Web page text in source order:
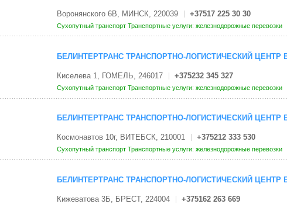
Воронянского 6В, МИНСК, 220039 +37517 225 30 30
Сухопутный транспорт Транспортные услуги: железнодорожные перевозки
БЕЛИНТЕРТРАНС ТРАНСПОРТНО-ЛОГИСТИЧЕСКИЙ
Киселева 1, ГОМЕЛЬ, 246017 +375232 345 327
Сухопутный транспорт Транспортные услуги: железнодорожные перевозки
БЕЛИНТЕРТРАНС ТРАНСПОРТНО-ЛОГИСТИЧЕСКИЙ
Космонавтов 10г, ВИТЕБСК, 210001 +375212 333 530
Сухопутный транспорт Транспортные услуги: железнодорожные перевозки
БЕЛИНТЕРТРАНС ТРАНСПОРТНО-ЛОГИСТИЧЕСКИЙ ЦЕНТР
Кижеватова 3Б, БРЕСТ, 224004 +375162 263 669